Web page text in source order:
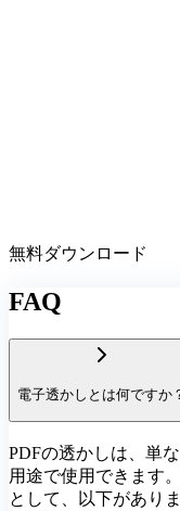
無料ダウンロード
FAQ
電子透かしとは何ですか
PDFの透かしは、単
用途で使用できます
として、以下がありま